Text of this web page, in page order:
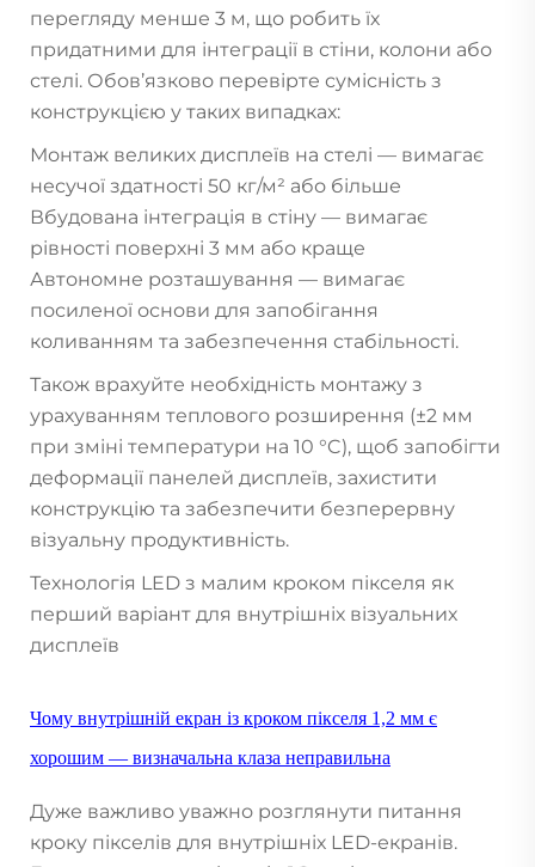
перегляду менше 3 м, що робить їх
придатними для інтеграції в стіни, колони або
стелі. Обов’язково перевірте сумісність з
конструкцією у таких випадках:
Монтаж великих дисплеїв на стелі — вимагає
несучої здатності 50 кг/м² або більше
Вбудована інтеграція в стіну — вимагає
рівності поверхні 3 мм або краще
Автономне розташування — вимагає
посиленої основи для запобігання
коливанням та забезпечення стабільності.
Також врахуйте необхідність монтажу з
урахуванням теплового розширення (±2 мм
при зміні температури на 10 °C), щоб запобігти
деформації панелей дисплеїв, захистити
конструкцію та забезпечити безперервну
візуальну продуктивність.
Технологія LED з малим кроком пікселя як
перший варіант для внутрішніх візуальних
дисплеїв
Чому внутрішній екран із кроком пікселя 1,2 мм є
хорошим — визначальна клаза неправильна
Дуже важливо уважно розглянути питання
кроку пікселів для внутрішніх LED-екранів.